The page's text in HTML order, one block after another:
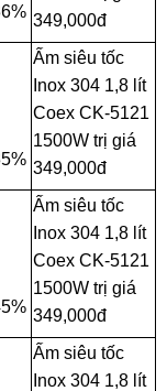
349,000đ
Ấm siêu tốc
Inox 304 1,8 lít
Coex CK-5121
1500W trị giá
349,000đ
Ấm siêu tốc
Inox 304 1,8 lít
Coex CK-5121
1500W trị giá
349,000đ
Ấm siêu tốc
Inox 304 1,8 lít